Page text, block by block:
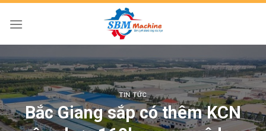
Skip
TIN TỨC
Bắc Giang sắp có thêm KCN